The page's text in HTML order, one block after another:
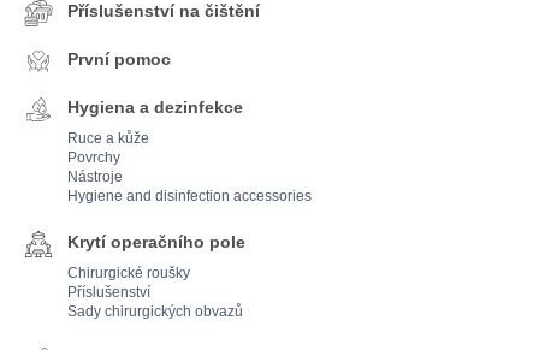
Příslušenství na čištění
První pomoc
Hygiena a dezinfekce
Ruce a kůže
Povrchy
Nástroje
Hygiene and disinfection accessories
Krytí operačního pole
Chirurgické roušky
Příslušenství
Sady chirurgických obvazů